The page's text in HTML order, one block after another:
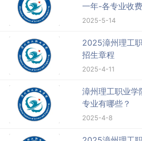
一年-各专业收
2025-5-14
2025漳州理工
招生章程
2025-4-11
漳州理工职业学
专业有哪些？
2025-4-8